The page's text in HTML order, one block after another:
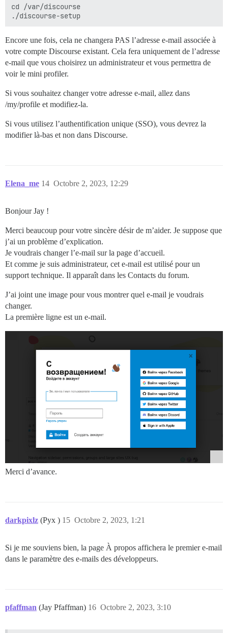
cd /var/discourse
Encore une fois, cela ne changera PAS l’adresse e-mail associée à
votre compte Discourse existant. Cela fera uniquement de l’adresse
e-mail que vous choisirez un administrateur et vous permettra de
voir le mini profiler.
Si vous souhaitez changer votre adresse e-mail, allez dans
/my/profile et modifiez-la.
Si vous utilisez l’authentification unique (SSO), vous devrez la
modifier là-bas et non dans Discourse.
Elena_me Octobre 2, 2023, 12:29
14
Bonjour Jay !
Merci beaucoup pour votre sincère désir de m’aider. Je suppose que
j’ai un problème d’explication.
Je voudrais changer l’e-mail sur la page d’accueil.
Et comme je suis administrateur, cet e-mail est utilisé pour un
support technique. Il apparaît dans les Contacts du forum.
J’ai joint une image pour vous montrer quel e-mail je voudrais
changer.
La première ligne est un e-mail.
Merci d’avance.
darkpixlz (Pyx ) Octobre 2, 2023, 1:21
15
Si je me souviens bien, la page À propos affichera le premier e-mail
dans le paramètre des e-mails des développeurs.
pfaffman (Jay Pfaffman) Octobre 2, 2023, 3:10
16